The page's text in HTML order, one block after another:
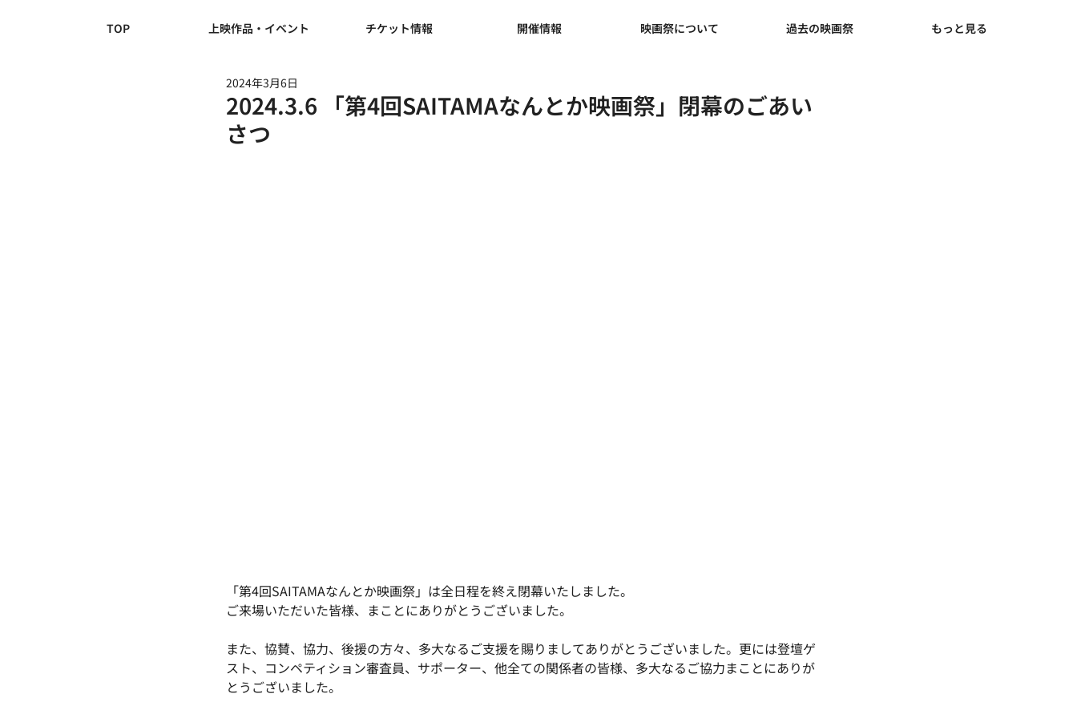
TOP 上映作品・イベント チケット情報 開催情報 映画祭について 過去の映画祭 もっと見る
2024.3.6 「第4回SAITAMAなんとか映画祭」閉幕のごあい
さつ
2024年3月6日
「第4回SAITAMAなんとか映画祭」は全日程を終え閉幕いたしました。
ご来場いただいた皆様、まことにありがとうございました。
また、協賛、協力、後援の方々、多大なるご支援を賜りましてありがとうございました。更には登壇ゲ
スト、コンペティション審査員、サポーター、他全ての関係者の皆様、多大なるご協力まことにありが
とうございました。